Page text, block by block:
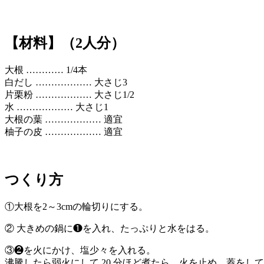
【材料】（2人分）
大根 ………… 1/4本
白だし ……………… 大さじ3
片栗粉 ……………… 大さじ1/2
水 ……………… 大さじ1
大根の葉 ……………… 適宜
柚子の皮 ……………… 適宜
つくり方
①大根を2～3cmの輪切りにする。
② 大きめの鍋に❶を入れ、たっぷりと水をはる。
③❷を火にかけ、塩少々を入れる。